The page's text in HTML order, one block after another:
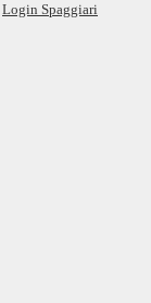
Login Spaggiari